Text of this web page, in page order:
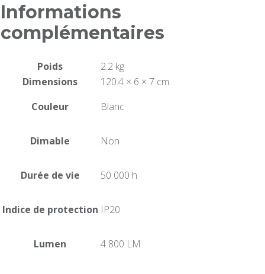
Informations
complémentaires
Poids
2.2 kg
Dimensions
120.4 × 6 × 7 cm
Couleur
Blanc
Dimable Non
Durée de vie 50 000 h
Indice de protection IP20
Lumen 4 800 LM